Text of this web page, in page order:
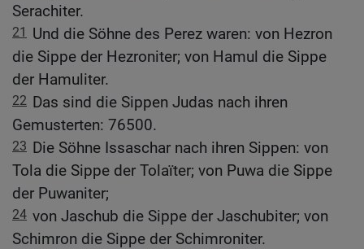
Serachiter.
21 Und die Söhne des Perez waren: von Hezron
die Sippe der Hezroniter; von Hamul die Sippe
der Hamuliter.
22 Das sind die Sippen Judas nach ihren
Gemusterten: 76500.
23 Die Söhne Issaschar nach ihren Sippen: von
Tola die Sippe der Tolaïter; von Puwa die Sippe
der Puwaniter;
24 von Jaschub die Sippe der Jaschubiter; von
Schimron die Sippe der Schimroniter.